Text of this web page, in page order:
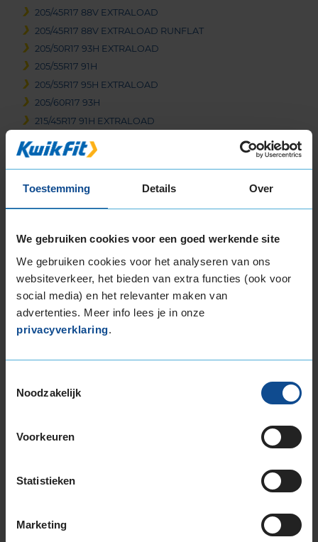
Toestemming Details Over
We gebruiken cookies voor een goed werkende site
We gebruiken cookies voor het analyseren van ons
websiteverkeer, het bieden van extra functies (ook voor
social media) en het relevanter maken van
advertenties. Meer info lees je in onze
privacyverklaring.
Noodzakelijk
Voorkeuren
Statistieken
Marketing
205/45R17 88V EXTRALOAD
205/45R17 88V EXTRALOAD RUNFLAT
205/50R17 93H EXTRALOAD
205/55R17 91H
205/55R17 95H EXTRALOAD
205/60R17 93H
215/45R17 91H EXTRALOAD
215/55R17 94H
215/65R17 99H
225/45R17 91H
225/45R17 91H RUNFLAT
225/45R17 94H EXTRALOAD
225/45R17 94V EXTRALOAD
225/50R17 94H
225/50R17 94H RUNFLAT
225/50R17 98H EXTRALOAD
225/50R17 98H EXTRALOAD RUNFLAT
225/55R17 97H RUNFLAT